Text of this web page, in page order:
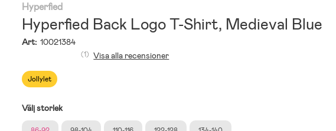
Hyperfied
Hyperfied Back Logo T-Shirt, Medieval Blue
Art: 10021384
Jollylet
(1) Visa alla recensioner
Välj storlek